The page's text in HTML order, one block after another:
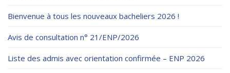
Programmes Pédagogiques
Formations assurées
Stages
Bienvenue à tous les nouveaux bacheliers 2026 !
Avis de consultation n° 21/ENP/2026
Liste des admis avec orientation confirmée – ENP 2026